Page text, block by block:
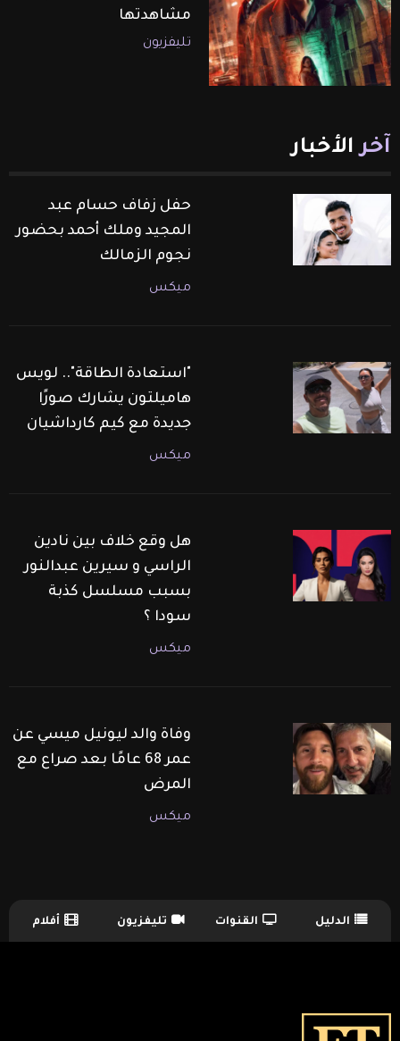
مشاهدتها
تليفزيون
آخر الأخبار
حفل زفاف حسام عبد
المجيد وملك أحمد بحضور
نجوم الزمالك
ميكس
"استعادة الطاقة".. لويس
هاميلتون يشارك صورًا
جديدة مع كيم كارداشيان
ميكس
هل وقع خلاف بين نادين
الراسي و سيرين عبدالنور
بسبب مسلسل كذبة
سودا ؟
ميكس
وفاة والد ليونيل ميسي عن
عمر 68 عامًا بعد صراع مع
المرض
ميكس
TV Guide Menu الدليل القنوات تليفزيون أفلام